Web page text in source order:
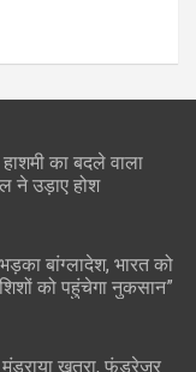
का बदले वाला
ने उड़ाए होश
बांग्लादेश, भारत को
को पहुंचेगा नुकसान”
मंडराया खतरा, फंडरेजर